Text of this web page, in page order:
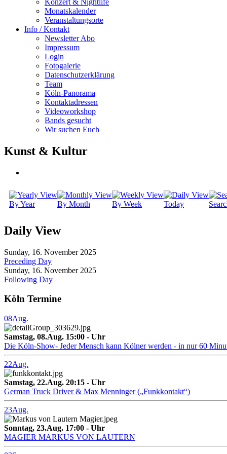
Konzert & Nightlife
Monatskalender
Veranstaltungsorte
Info / Kontakt
Newsletter Abo
Impressum
Login
Fotogalerie
Datenschutzerklärung
Team
Köln-Panorama
Kontaktadressen
Videoworkshop
Bands gesucht
Wir suchen Euch
Kunst & Kultur
By Year By Month By Week Today
Daily View
Sunday, 16. November 2025
Preceding Day
Sunday, 16. November 2025
Following Day
Köln Termine
08Aug.
Samstag, 08.Aug. 15:00 - Uhr
Die Köln-Show- Jeder Mensch kann Kölner werden - in nur 60
22Aug.
Samstag, 22.Aug. 20:15 - Uhr
German Truck Driver & Max Menninger („Funkkontakt“)
23Aug.
Sonntag, 23.Aug. 17:00 - Uhr
MAGIER MARKUS VON LAUTERN